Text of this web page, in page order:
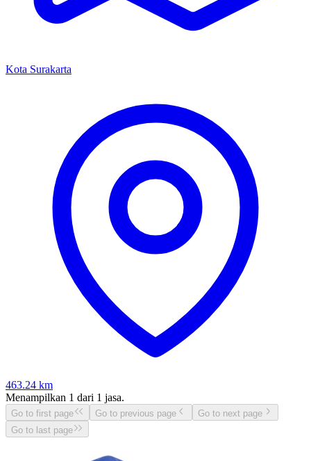
Kota Surakarta
463.24 km
Menampilkan 1 dari 1 jasa.
Go to first page Go to previous page
Go to next page
Go to last page